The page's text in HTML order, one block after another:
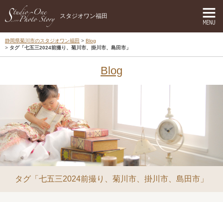
スタジオワン福田
静岡県菊川市のスタジオワン福田
Blog
タグ「七五三2024前撮り、菊川市、掛川市、島田市」
Blog
タグ「七五三2024前撮り、菊川市、掛川市、島田市」